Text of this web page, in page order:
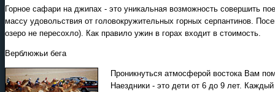
Горное сафари на джипах - это уникальная возможность совершить
массу удовольствия от головокружительных горных серпантинов.
озеро не пересохло). Как правило ужин в горах входит в стоимость.
Верблюжьи бега
Проникнуться атмосферой востока Вам
Наездники - это дети от 6 до 9 лет.